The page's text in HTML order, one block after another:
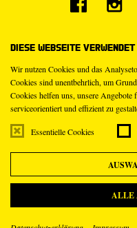
Diese Webseite
Wir nutzen Cookies und das
Cookies sind unentbehrlich, um
Cookies helfen uns, unsere
serviceorientiert und effizient zu
Essentielle Cookies
ALLE